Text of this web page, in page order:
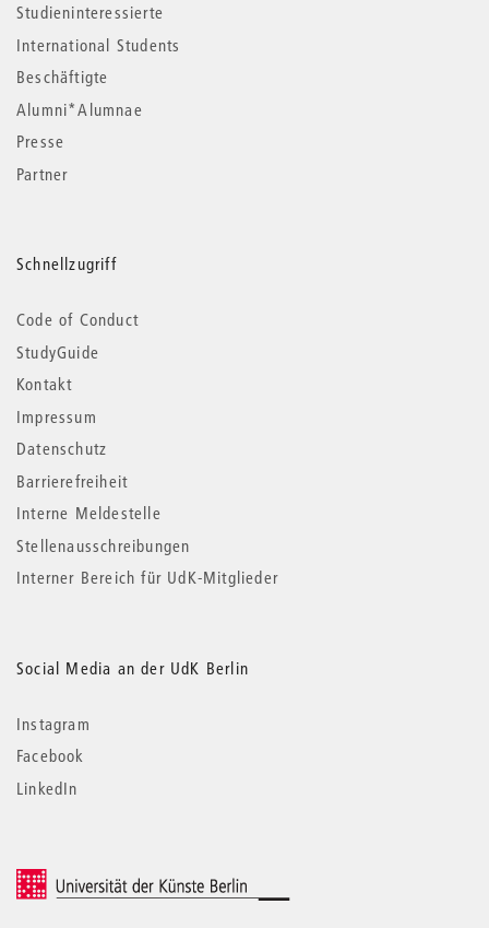
Studieninteressierte
International Students
Beschäftigte
Alumni*Alumnae
Presse
Partner
Schnellzugriff
Code of Conduct
StudyGuide
Kontakt
Impressum
Datenschutz
Barrierefreiheit
Interne Meldestelle
Stellenausschreibungen
Interner Bereich für UdK-Mitglieder
Social Media an der UdK Berlin
Instagram
Facebook
LinkedIn
© 2026 Universität der Künste Berlin